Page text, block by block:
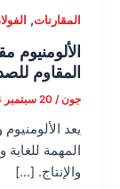
المقارنات,
الألومنيوم
المقاوم
جون/20 سبتمبر 2024
يعد
المهمة
والإنتاج. […]